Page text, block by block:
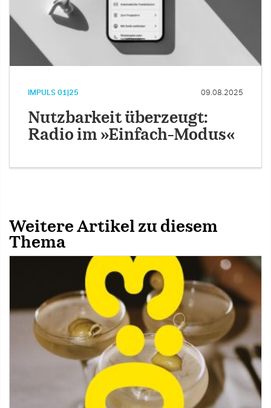
IMPULS 01|25 09.08.2025
Nutzbarkeit überzeugt:
Radio im »Einfach-Modus«
Weitere Artikel zu diesem
Thema